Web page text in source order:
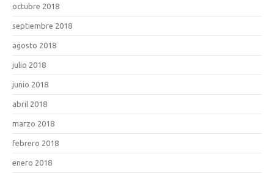
octubre 2018
septiembre 2018
agosto 2018
julio 2018
junio 2018
abril 2018
marzo 2018
febrero 2018
enero 2018